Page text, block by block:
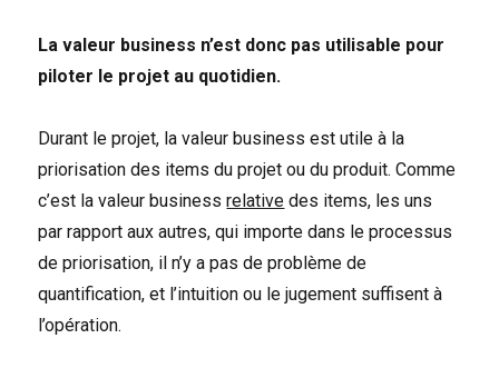
La valeur business n’est donc pas utilisable pour
piloter le projet au quotidien.
Durant le projet, la valeur business est utile à la
priorisation des items du projet ou du produit. Comme
c’est la valeur businessrelative des items, les uns
par rapport aux autres, qui importe dans le processus
de priorisation, il n’y a pas de problème de
quantification, et l’intuition ou le jugement suffisent à
l’opération.